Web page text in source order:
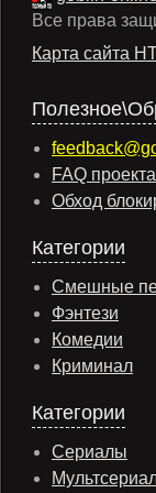
Все права
Карта сайта
FAQ проекта
Обход
Категории
Смешные
Фэнтези
Комедии
Криминал
Категории
Сериалы